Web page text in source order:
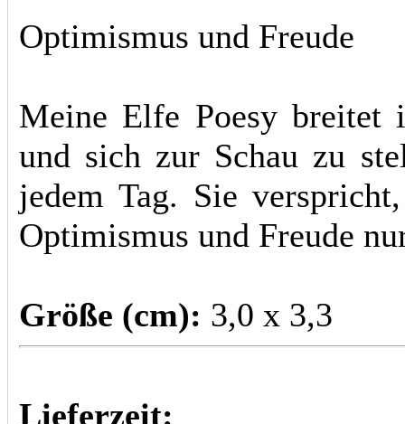
Optimismus und Freude
Meine Elfe Poesy breitet
und sich zur Schau zu
jedem Tag. Sie
Optimismus und Freude
Größe (cm): 3,0 x 3,3
Lieferzeit: